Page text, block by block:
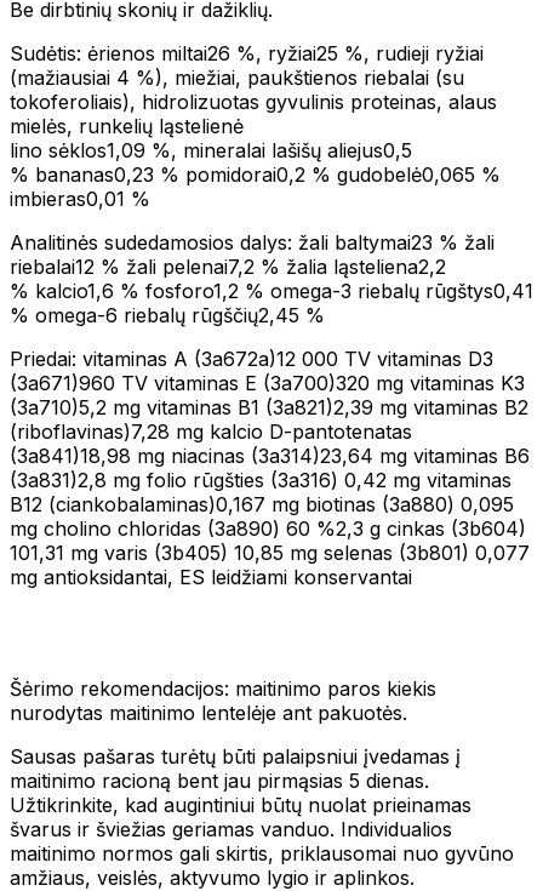
Be dirbtinių skonių ir dažiklių.
Sudėtis: ėrienos miltai26 %, ryžiai25 %, rudieji ryžiai
(mažiausiai 4 %), miežiai, paukštienos riebalai (su
tokoferoliais), hidrolizuotas gyvulinis proteinas, alaus
mielės, runkelių ląstelienė
lino sėklos1,09 %, mineralai lašišų aliejus0,5
% bananas0,23 % pomidorai0,2 % gudobelė0,065 %
imbieras0,01 %
Analitinės sudedamosios dalys: žali baltymai23 % žali
riebalai12 % žali pelenai7,2 % žalia ląsteliena2,2
% kalcio1,6 % fosforo1,2 % omega-3 riebalų rūgštys0,41
% omega-6 riebalų rūgščių2,45 %
Priedai: vitaminas A (3а672а)12 000 TV vitaminas D3
(3а671)960 TV vitaminas E (3а700)320 mg vitaminas K3
(3а710)5,2 mg vitaminas B1 (3а821)2,39 mg vitaminas B2
(riboflavinas)7,28 mg kalcio D-pantotenatas
(3а841)18,98 mg niacinas (3a314)23,64 mg vitaminas B6
(3а831)2,8 mg folio rūgšties (3а316) 0,42 mg vitaminas
B12 (ciankobalaminas)0,167 mg biotinas (3а880) 0,095
mg cholino chloridas (3а890) 60 %2,3 g cinkas (3b604)
101,31 mg varis (3b405) 10,85 mg selenas (3b801) 0,077
mg antioksidantai, ES leidžiami konservantai
Šėrimo rekomendacijos: maitinimo paros kiekis
nurodytas maitinimo lentelėje ant pakuotės.
Sausas pašaras turėtų būti palaipsniui įvedamas į
maitinimo racioną bent jau pirmąsias 5 dienas.
Užtikrinkite, kad augintiniui būtų nuolat prieinamas
švarus ir šviežias geriamas vanduo. Individualios
maitinimo normos gali skirtis, priklausomai nuo gyvūno
amžiaus, veislės, aktyvumo lygio ir aplinkos.